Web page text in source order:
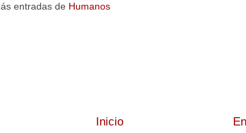
entradas de Humanos
Inicio